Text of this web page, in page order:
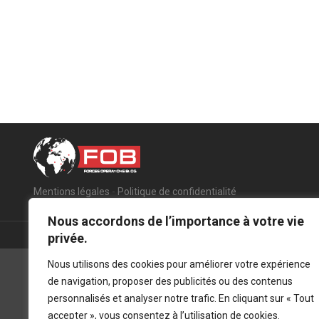
Nous accordons de l’importance à votre vie
privée.
Nous utilisons des cookies pour améliorer votre expérience
de navigation, proposer des publicités ou des contenus
personnalisés et analyser notre trafic. En cliquant sur « Tout
accepter », vous consentez à l’utilisation de cookies.
Mentions légales - Politique de confidentialité